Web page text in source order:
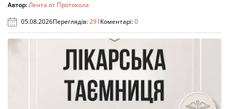
Автор:Лента от Протокола
05.08.2026Переглядів:291Коментарі:0